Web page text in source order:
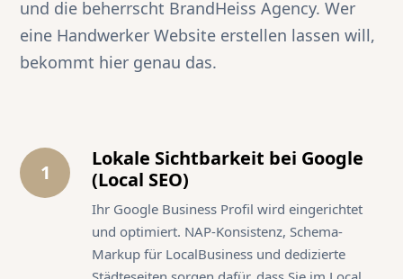
und die beherrscht BrandHeiss Agency. Wer
eine Handwerker Website erstellen lassen will,
bekommt hier genau das.
1
Lokale Sichtbarkeit bei Google
(Local SEO)
Ihr Google Business Profil wird eingerichtet
und optimiert. NAP-Konsistenz, Schema-
Markup für LocalBusiness und dedizierte